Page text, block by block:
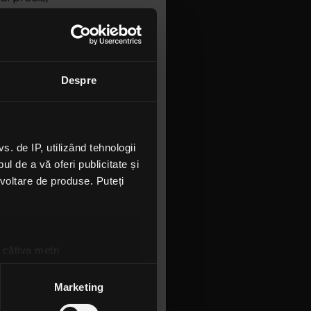
Despre
de IP, utilizând tehnologii
de a vă oferi publicitate și
de produse. Puteți
metri
la
secțiunea cu detalii
Marketing